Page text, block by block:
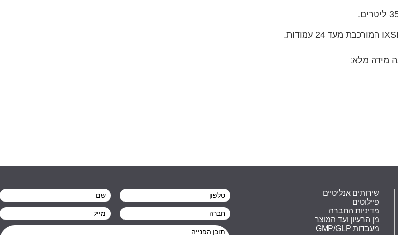
מידה מלא:
שירותים אנליטיים
פיילוטים
מדיניות החברה
מן הרעיון ועד המוצר
GMP/GLP מעבדות